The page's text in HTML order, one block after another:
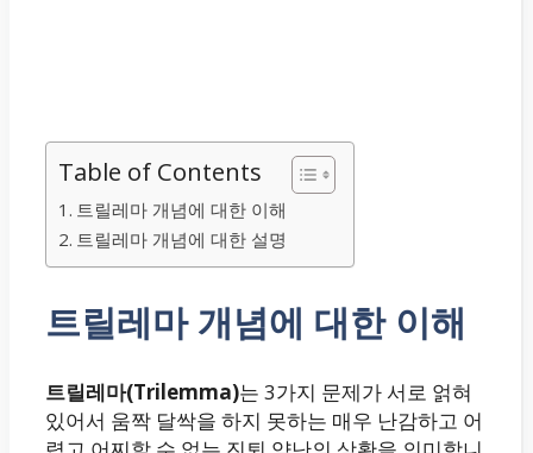
Table of Contents
트릴레마 개념에 대한 이해
트릴레마 개념에 대한 설명
트릴레마 개념에 대한 이해
트릴레마(Trilemma)는 3가지 문제가 서로 얽혀
있어서 움짝 달싹을 하지 못하는 매우 난감하고 어